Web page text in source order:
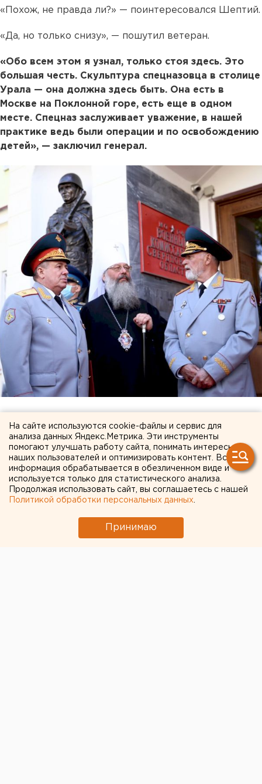
«Похож, не правда ли?» — поинтересовался Шептий.
«Да, но только снизу», — пошутил ветеран.
«Обо всем этом я узнал, только стоя здесь. Это
большая честь. Скульптура спецназовца в столице
Урала — она должна здесь быть. Она есть в
Москве на Поклонной горе, есть еще в одном
месте. Спецназ заслуживает уважение, в нашей
практике ведь были операции и по освобождению
детей», — заключил генерал.
Напомним, военные памятные знаки в
Екатеринбурге появляются все чаще. Это памятники
первому командующему ВДВ Василию Маргелову и
его сыну, памятник военному контрразведчику,
боевая машина на площади Красной армии и целый
ряд небольших знаков в парке культуры и отдыха
имени Маяковского.
На сайте используются cookie-файлы и сервис для
анализа данных Яндекс.Метрика. Эти инструменты
помогают улучшать работу сайта, понимать интересы
наших пользователей и оптимизировать контент. Вся
информация обрабатывается в обезличенном виде и
используется только для статистического анализа.
Продолжая использовать сайт, вы соглашаетесь с нашей
Политикой обработки персональных данных
Принимаю